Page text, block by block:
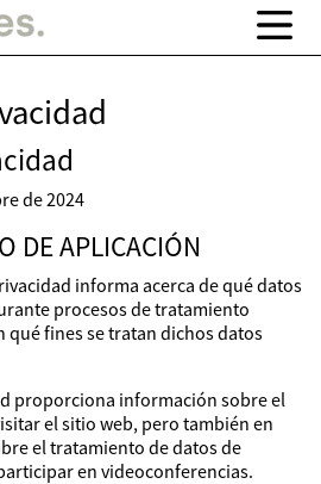
de 2024
DE APLICACIÓN
informa acerca de qué datos
procesos de tratamiento
qué fines se tratan dichos datos
proporciona información sobre el
el sitio web, pero también en
el tratamiento de datos de
en videoconferencias.